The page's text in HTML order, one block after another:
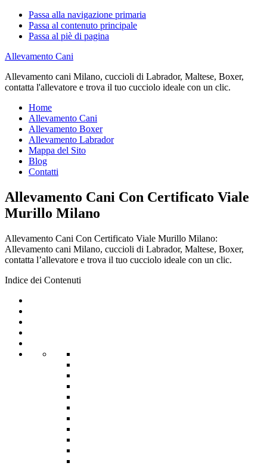
Passa alla navigazione primaria
Passa al contenuto principale
Passa al piè di pagina
Allevamento Cani
Allevamento cani Milano, cuccioli di Labrador, Maltese, Boxer,
contatta l'allevatore e trova il tuo cucciolo ideale con un clic.
Home
Allevamento Cani
Allevamento Boxer
Allevamento Labrador
Mappa del Sito
Blog
Contatti
Allevamento Cani Con Certificato Viale
Murillo Milano
Allevamento Cani Con Certificato Viale Murillo Milano:
Allevamento cani Milano, cuccioli di Labrador, Maltese, Boxer,
contatta l’allevatore e trova il tuo cucciolo ideale con un clic.
Indice dei Contenuti